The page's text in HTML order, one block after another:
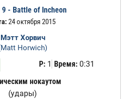
9 - Battle of Incheon
24 октября 2015
Мэтт Хорвич
Horwich)
Р:1 Время:0:31
нокаутом
(удары)